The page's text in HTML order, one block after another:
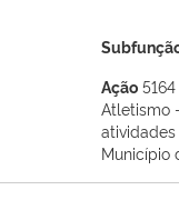
Ação
Atletismo
Município